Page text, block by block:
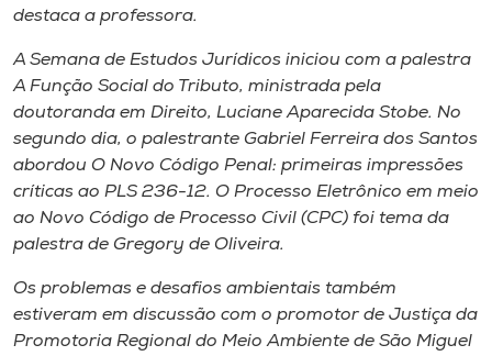
A-
destaca a professora.
A Semana de Estudos Jurídicos iniciou com a palestra
A Função Social do Tributo, ministrada pela
doutoranda em Direito, Luciane Aparecida Stobe. No
segundo dia, o palestrante Gabriel Ferreira dos Santos
abordou O Novo Código Penal: primeiras impressões
críticas ao PLS 236-12. O Processo Eletrônico em meio
ao Novo Código de Processo Civil (CPC) foi tema da
palestra de Gregory de Oliveira.
Os problemas e desafios ambientais também
estiveram em discussão com o promotor de Justiça da
Promotoria Regional do Meio Ambiente de São Miguel